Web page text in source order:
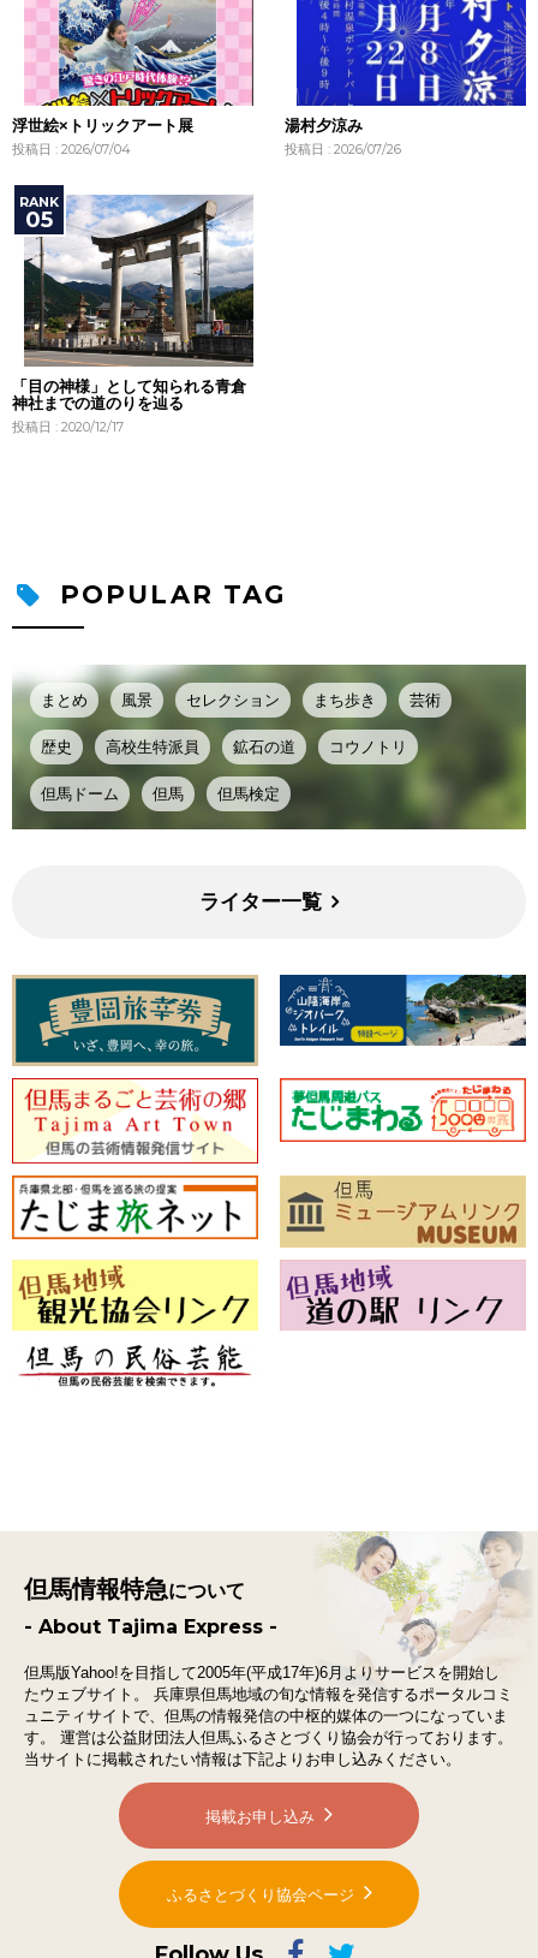
浮世絵×トリックアート展
投稿日 : 2026/07/04
湯村夕涼み
投稿日 : 2026/07/26
「目の神様」として知られる青倉
神社までの道のりを辿る
投稿日 : 2020/12/17
POPULAR TAG
まとめ 風景 セレクション まち歩き 芸術
歴史 高校生特派員 鉱石の道 コウノトリ
但馬ドーム 但馬 但馬検定
ライター一覧
但馬情報特急について
- About Tajima Express -
但馬版Yahoo!を目指して2005年(平成17年)6月よりサービスを開始し
たウェブサイト。
兵庫県但馬地域の旬な情報を発信するポータルコミ
ュニティサイトで、 但馬の情報発信の中枢的媒体の一つになっていま
す。
運営は公益財団法人但馬ふるさとづくり協会が行っております。
当サイトに掲載されたい情報は下記よりお申し込みください。
掲載お申し込み
ふるさとづくり協会ページ